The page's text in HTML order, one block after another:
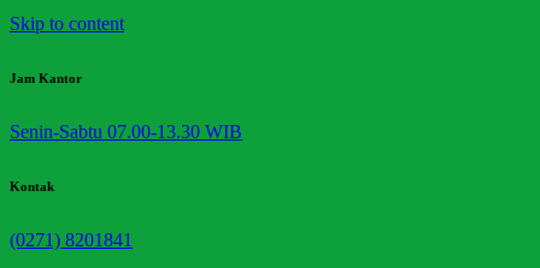
Skip to content
Jam Kantor
Senin-Sabtu 07.00-13.30 WIB
Kontak
(0271) 8201841